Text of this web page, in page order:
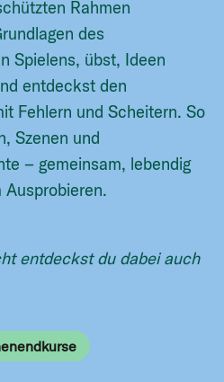
Rahmen
des
Spielens, übst, Ideen
entdeckst den
Fehlern und Scheitern. So
Szenen und
– gemeinsam, lebendig
Ausprobieren.
entdeckst du dabei auch